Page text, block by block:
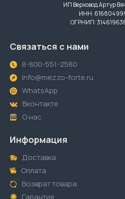
ИП Верховод Артур
ИНН:
ОГРНИП:
Связаться с нами
8-800-551-2580
info@mezzo-forte.ru
WhatsApp
Вконтакте
О нас
Информация
Доставка
Оплата
Возврат товара
Гарантия